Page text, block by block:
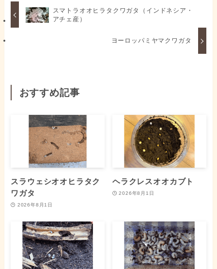
スマトラオオヒラタクワガタ（インドネシア・
アチェ産）
ヨーロッパミヤマクワガタ
おすすめ記事
スラウェシオオヒラタク
ワガタ
2026年8月1日
ヘラクレスオオカブト
2026年8月1日